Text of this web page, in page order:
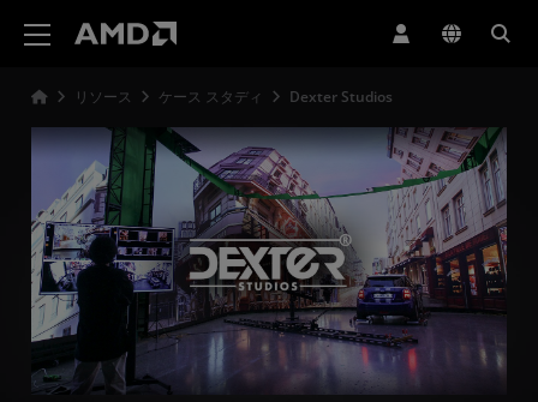
リソース ケース スタディ Dexter Studios